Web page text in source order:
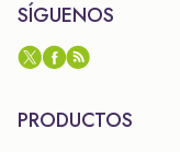
SÍGUENOS
PRODUCTOS